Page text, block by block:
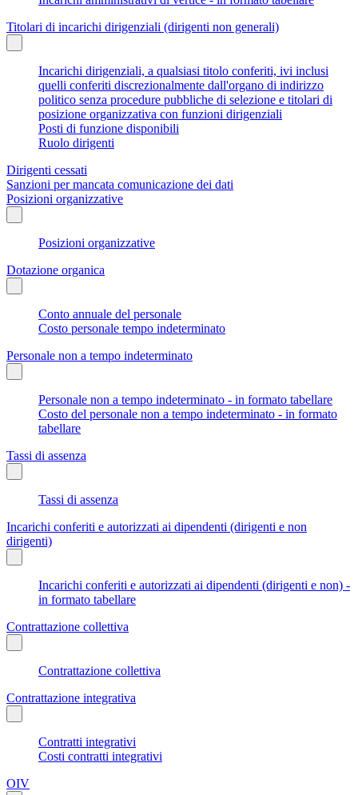
Titolari di incarichi dirigenziali (dirigenti non generali)
Incarichi dirigenziali, a qualsiasi titolo conferiti, ivi inclusi
quelli conferiti discrezionalmente dall'organo di indirizzo
politico senza procedure pubbliche di selezione e titolari di
posizione organizzativa con funzioni dirigenziali
Posti di funzione disponibili
Ruolo dirigenti
Dirigenti cessati
Sanzioni per mancata comunicazione dei dati
Posizioni organizzative
Posizioni organizzative
Dotazione organica
Conto annuale del personale
Costo personale tempo indeterminato
Personale non a tempo indeterminato
Personale non a tempo indeterminato - in formato tabellare
Costo del personale non a tempo indeterminato - in formato
tabellare
Tassi di assenza
Tassi di assenza
Incarichi conferiti e autorizzati ai dipendenti (dirigenti e non
dirigenti)
Incarichi conferiti e autorizzati ai dipendenti (dirigenti e non) -
in formato tabellare
Contrattazione collettiva
Contrattazione collettiva
Contrattazione integrativa
Contratti integrativi
Costi contratti integrativi
OIV